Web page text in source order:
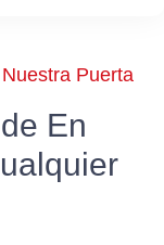
Puerta
En